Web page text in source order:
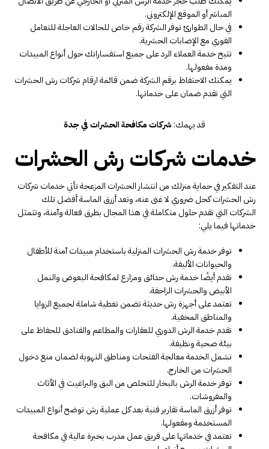
المباشر أو الموقع الإلكتروني.
في حال الطوارئ توفر الشركة رقم خاص للحالات العاجلة للتعامل
الفوري مع الإصابات الحشرية.
تتيح خدمة العملاء الرد على جميع استفساراتك حول أنواع المبيدات
ومدة مفعولها.
يمكنك الاحتفاظ برقم الشركة ضمن قائمة ارقام شركات رش الحشرات
التي تقدم ضمان على خدماتها.
قد يهمك:شركات مكافحة الحشرات في جدة
خدمات شركات رش الحشرات
عند التفكير في حماية منزلك من انتشار الحشرات المزعجة تأتي خدمات شركات
رش الحشرات كحل ضروري لا غنى عنه، وتعد أزرق الماسة أفضل تلك
الشركات التي تقدم حلول متكاملة في هذا المجال بطرق فعالة وآمنة، وتتمثل
خدماتها فيما يلي:
توفر خدمة رش الحشرات المنزلية باستخدام مبيدات آمنة للأطفال
والحيوانات الأليفة.
تقدم أيضًا خدمة رش حدائق ومزارع لمكافحة البعوض والنمل
الأبيض والحشرات الزاحفة.
تعتمد على أجهزة رش حديثة تضمن تغطية شاملة لجميع الزوايا
والمناطق المخفية.
تقدم خدمة الرش الدوري للعقارات والمطاعم والفنادق للحفاظ على
بيئة صحية ونظيفة.
تشمل الخدمة معالجة الفتحات ومناطق التهوية لضمان منع دخول
الحشرات من الخارج.
توفر خدمة الرش بالبخار للتخلص من البق والبراغيث في الأثاث
والمفروشات.
توفر أزرق الماسة تقارير فنية بعد كل عملية رش توضح أنواع المبيدات
المستخدمة ومفعولها.
تعتمد في خدماتها على فريق عمل مدرب بخبرة عالية في مكافحة